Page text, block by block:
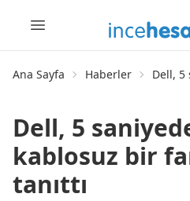
Ana Sayfa Haberler Dell, 5
Dell, 5
kablosuz bir
tanıttı